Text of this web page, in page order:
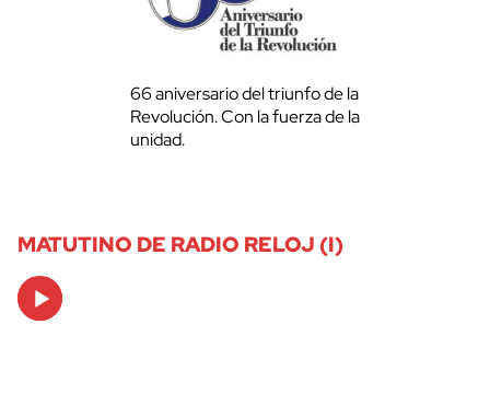
66 aniversario del triunfo de la
Revolución. Con la fuerza de la
unidad.
MATUTINO DE RADIO RELOJ (I)
Audio
Player